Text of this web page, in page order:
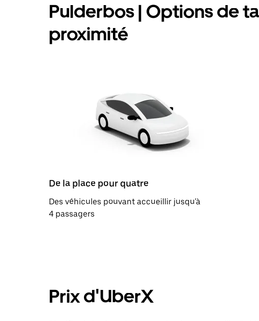
Pulderbos | Options de
proximité
De la place pour quatre
Des véhicules pouvant accueillir jusqu'à
4 passagers
Prix d'UberX